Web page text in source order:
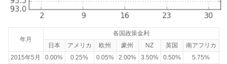
年月
各国政策金利
日本
アメリカ 欧州 豪州 NZ 英国
南アフリカ
2015年5月
0.00% 0.25% 0.05% 2.00% 3.50% 0.50% 5.75%